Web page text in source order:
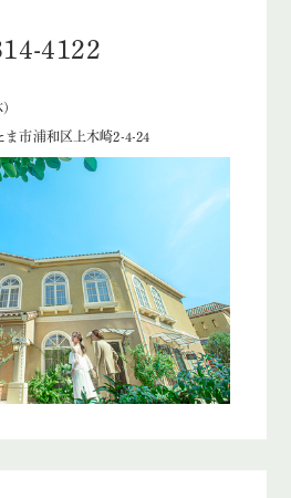
4122
)
ま市浦和区上木崎2-4-24